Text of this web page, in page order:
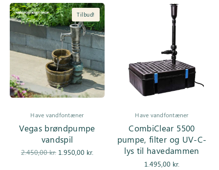
Tilbud!
Have vandfontæner
Vegas brøndpumpe
vandspil
2.450,00kr.
Den
1.950,00 kr.
Have vandfontæner
CombiClear 5500
pumpe, filter og UV-C-
lys til havedammen
1.495,00 kr.